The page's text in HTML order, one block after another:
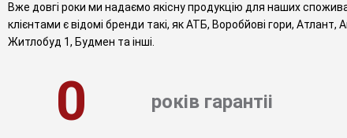
Вже довгі роки ми надаємо якісну продукцію для наших
клієнтами є відомі бренди такі, як АТБ, Воробйові гори, Атлант,
Житлобуд 1, Будмен та інші.
0 років гарантіі